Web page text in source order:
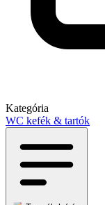
Kategória
WC kefék & tartók